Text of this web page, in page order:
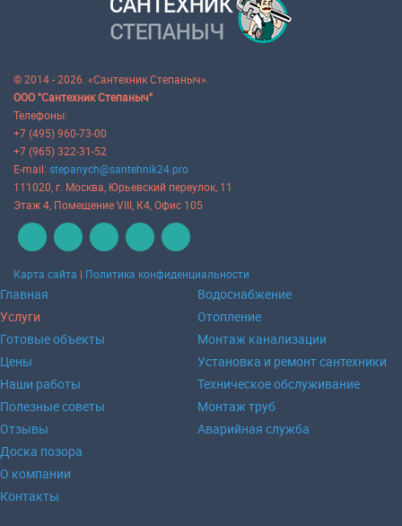
© 2014 - 2026. «Сантехник Степаныч».
ООО "Сантехник Степаныч"
Телефоны:
+7 (495) 960-73-00
+7 (965) 322-31-52
E-mail: stepanych@santehnik24.pro
111020 , г. Москва Юрьевский переулок, 11
Этаж 4, Помещение VIII, К4, Офис 105
Карта сайта | Политика конфиденциальности
Главная
Услуги
Готовые объекты
Цены
Наши работы
Полезные советы
Отзывы
Доска позора
О компании
Контакты
Водоснабжение
Отопление
Монтаж канализации
Установка и ремонт сантехники
Техническое обслуживание
Монтаж труб
Аварийная служба